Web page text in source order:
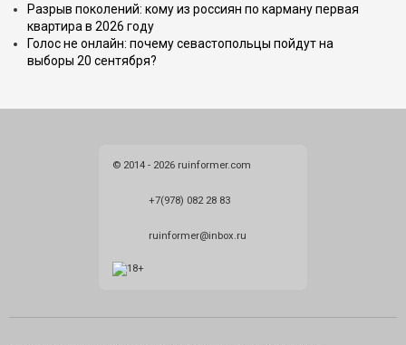
Разрыв поколений: кому из россиян по карману первая
квартира в 2026 году
Голос не онлайн: почему севастопольцы пойдут на
выборы 20 сентября?
© 2014 - 2026 ruinformer.com
+7(978) 082 28 83
ruinformer@inbox.ru